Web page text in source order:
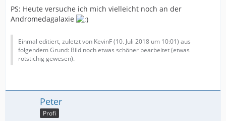
PS: Heute versuche ich mich vielleicht noch an der
Andromedagalaxie
Einmal editiert, zuletzt von KevinF (10. Juli 2018 um 10:01) aus
folgendem Grund: Bild noch etwas schöner bearbeitet (etwas
rotstichig gewesen).
Peter
Profi